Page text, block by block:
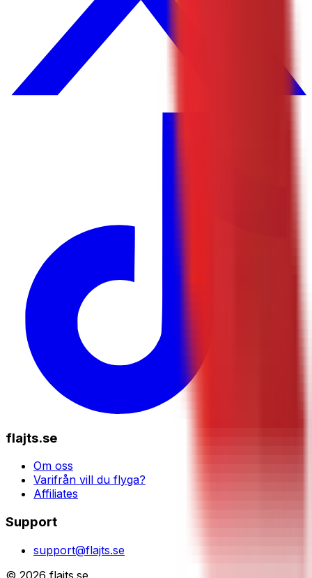
flajts.se
Om oss
Varifrån vill du flyga?
Affiliates
Support
support@flajts.se
© 2026 flajts.se